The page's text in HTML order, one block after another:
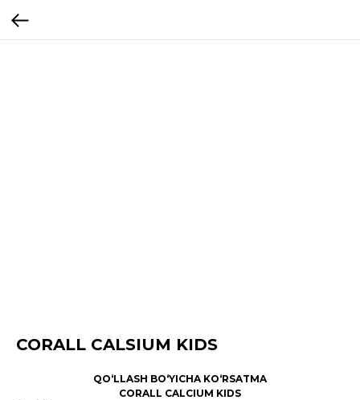
CORALL CALSIUM KIDS
QO‘LLASH BO‘YICHA KO‘RSATMA
CORALL CALCIUM KIDS